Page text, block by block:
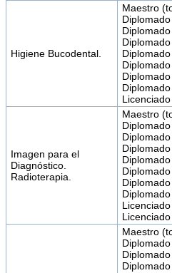
Higiene Bucodental.
Maestro
Imagen para el
Diagnóstico.
Radioterapia.
Maestro
Maestro